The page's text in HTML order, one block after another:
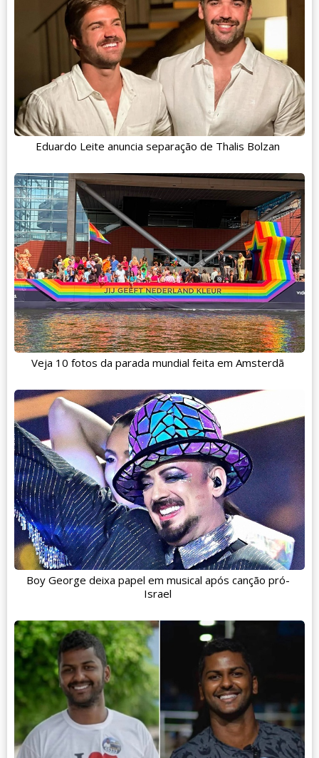
Eduardo Leite anuncia separação de Thalis Bolzan
Veja 10 fotos da parada mundial feita em Amsterdã
Boy George deixa papel em musical após canção pró-
Israel